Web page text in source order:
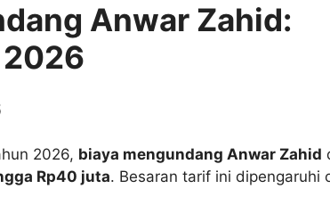
Anwar Zahid:
2026, biaya mengundang Anwar Zahid
Rp40 juta. Besaran tarif ini dipengaruhi